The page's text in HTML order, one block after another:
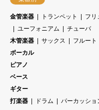
金管楽器 トランペット フリ
ユーフォニアム
チューバ
木管楽器
サックス フルート
ボーカル
ピアノ
ベース
ギター
打楽器
ドラム パーカッショ